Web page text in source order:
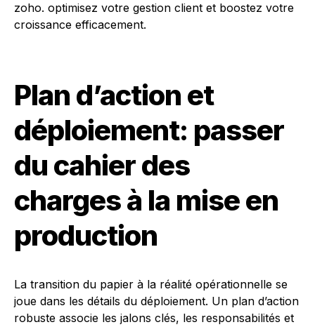
Plan d’action et
déploiement: passer
du cahier des
charges à la mise en
production
La transition du papier à la réalité opérationnelle se
joue dans les détails du déploiement. Un plan d’action
robuste associe les jalons clés, les responsabilités et